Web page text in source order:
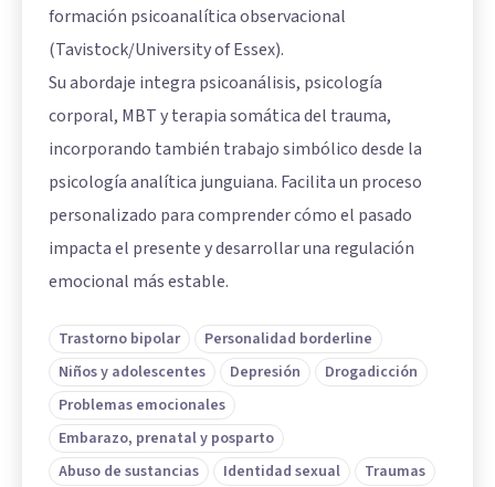
formación psicoanalítica observacional
(Tavistock/University of Essex).
Su abordaje integra psicoanálisis, psicología
corporal, MBT y terapia somática del trauma,
incorporando también trabajo simbólico desde la
psicología analítica junguiana. Facilita un proceso
personalizado para comprender cómo el pasado
impacta el presente y desarrollar una regulación
emocional más estable.
Trastorno bipolar
Personalidad borderline
Niños y adolescentes
Depresión
Drogadicción
Problemas emocionales
Embarazo, prenatal y posparto
Abuso de sustancias
Identidad sexual Traumas